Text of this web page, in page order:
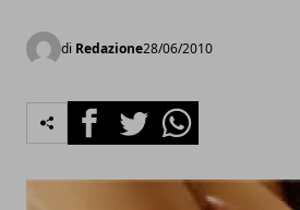
di Redazione28/06/2010
FacebookTwitterWhatsapp